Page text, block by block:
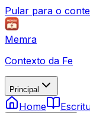
Pular para o
Memra
Contexto da Fe
Principal
Home